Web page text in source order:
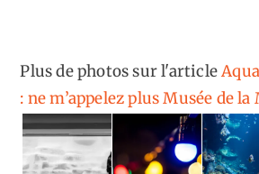
Plus de photos sur l'article
: ne m’appelez plus Musée de la